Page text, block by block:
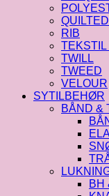
RIB
TEKSTIL
TWILL
TWEED
VELOUR
SYTILBEHØR
BÅND &
BH